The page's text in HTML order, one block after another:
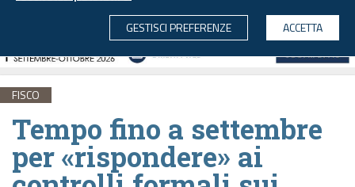
CERCA
FISCO
Tempo fino a settembre
per «rispondere» ai
GESTISCI PREFERENZE
ACCETTA